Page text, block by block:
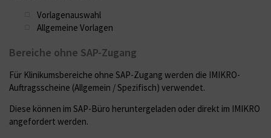
Vorlagenauswahl
Allgemeine Vorlagen
Bereiche ohne SAP-Zugang
Für Klinikumsbereiche ohne SAP-Zugang werden die IMIKRO-
Auftragsscheine (Allgemein / Spezifisch) verwendet.
Diese können im SAP-Büro heruntergeladen oder direkt im IMIKRO
angefordert werden.